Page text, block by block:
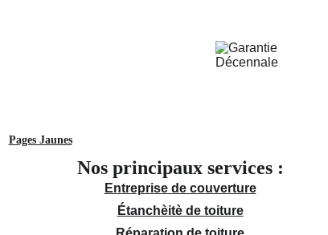
Pages Jaunes
Nos principaux services :
Entreprise de couverture
Étanchèitè de toiture